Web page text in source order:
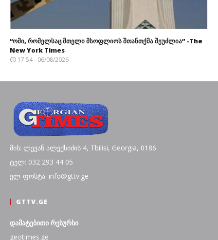
“ომი, რომელსაც მთელი მსოფლიოს შთანთქმა შეუძლია” -The
New York Times
17:54 - 06/08/2026
მის: ლევან ალექსიძის 4, Tbilisi, Georgia, 0186
ტელ: 032 293 44 05
ელ-ფოსტა: info@gttv.ge
GTTV.GE
დამატებითი რესურსი
geotimes.ge